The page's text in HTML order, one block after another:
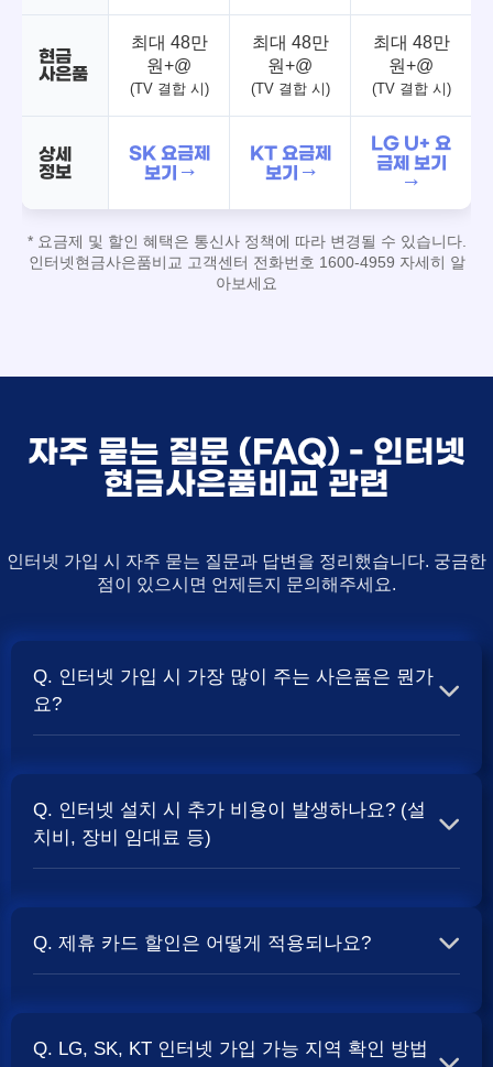
현금
사은품
최대 48만
원+@
(TV 결합 시)
최대 48만
원+@
(TV 결합 시)
최대 48만
원+@
(TV 결합 시)
상세
정보
SK 요금제
보기 →
KT 요금제
보기 →
LG U+ 요
금제 보기
→
* 요금제 및 할인 혜택은 통신사 정책에 따라 변경될 수 있습니다.
인터넷현금사은품비교 고객센터 전화번호 1600-4959 자세히 알
아보세요
자주 묻는 질문 (FAQ) - 인터넷
현금사은품비교 관련
인터넷 가입 시 자주 묻는 질문과 답변을 정리했습니다. 궁금한
점이 있으시면 언제든지 문의해주세요.
Q. 인터넷 가입 시 가장 많이 주는 사은품은 뭔가
요?
보통 500Mbps 또는 1Gbps 인터넷을 TV와 결합하여 가입
할 때 현금 사은품 및 상품권 혜택이 더 크게 지급되는 경향
Q. 인터넷 설치 시 추가 비용이 발생하나요? (설
치비, 장비 임대료 등)
청구되는 경우가 많습니다. 다만, 인터넷 상품 및 프로모션
책 확인 필수.
Q. 제휴 카드 할인은 어떻게 적용되나요?
서 일정 금액이 할인됩니다. 할인 금액과 조건은 카드사 및
Q. LG, SK, KT 인터넷 가입 가능 지역 확인 방법